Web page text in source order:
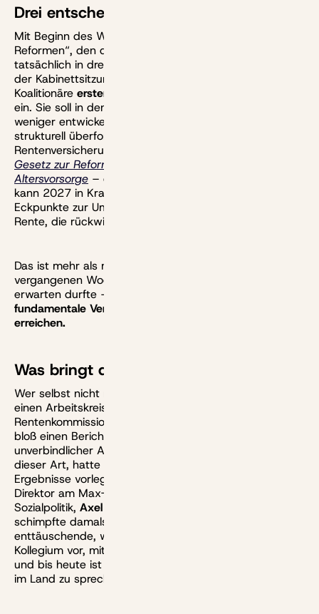
Drei entscheidende Entscheidungen
Mit Beginn des Winters mündet der „Herbst der
Reformen“, den die neue Regierung beschworen hatte,
tatsächlich in drei wegweisende Entscheidungen. Bei
der Kabinettsitzung am 17. Dezember beriefen die
Koalitionäre erstens
ein. Sie soll in den kommenden sechs Monaten nicht
weniger entwickeln als ein tragfähiges Konzept für die
strukturell überforderte gesetzliche
Rentenversicherung.
Gesetz zur Reform der steuerlich geförderten privaten
Altersvorsorge – es ist damit reif fürs Parlament und
kann 2027 in Kraft treten.
Eckpunkte zur Umsetzung der sogenannten Frühstart-
Rente, die rückwirkend zum 1.1. 2026 starten soll.
Das ist mehr als man nach dem erbitterten Streit der
vergangenen Wochen um die Zukunft der Rente
erwarten durfte – und
fundamentale Verbesserungen für die Altersvorsorge zu
erreichen.
Was bringt die Rentenkommission?
Wer selbst nicht mehr recht weiter weiß, der gründet
einen Arbeitskreis. Und auch die neue
Rentenkommission ersetzt keine gute Politik. Sie kann
bloß einen Bericht vorlegen mit Vorschlägen
unverbindlicher Art. Mehr noch: Die letzte Kommission
dieser Art, hatte sich, als sie vor fünf Jahren ihre
Ergebnisse vorlegte, zerstritten und zerlegt. Der frühere
Direktor am Max-Planck-Institut für Sozialrecht und
Sozialpolitik, Axel Börsch-Supan
schimpfte damals über das aus seiner Sicht
enttäuschende, weil verzagte Ergebnis und warf dem
Kollegium vor, mit Scheuklappen zu agieren. Seither
und bis heute ist er gar nicht gut auf die Rentenpolitik
im Land zu sprechen.